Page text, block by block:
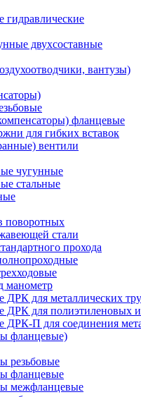
двухсоставные
вантузы)
фланцевые
для гибких вставок
вентили
чугунные
стальные
поворотных
стали
прохода
манометр
для металлических
ДРК для полиэтиленовых
П для соединения
фланцевые)
резьбовые
фланцевые
межфланцевые